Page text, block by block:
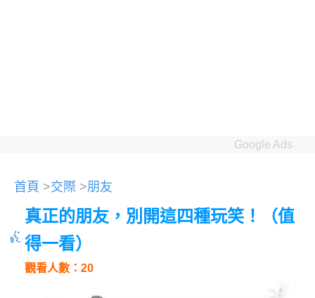
Google Ads
首頁 >交際 >朋友
真正的朋友，別開這四種玩笑！（值
得一看）
觀看人數：20